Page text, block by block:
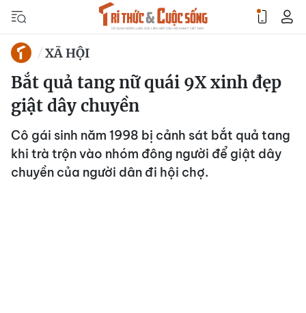
XÃ HỘI
Bắt quả tang nữ quái 9X xinh đẹp
giật dây chuyền
Cô gái sinh năm 1998 bị cảnh sát bắt quả tang
khi trà trộn vào nhóm đông người để giật dây
chuyền của người dân đi hội chợ.